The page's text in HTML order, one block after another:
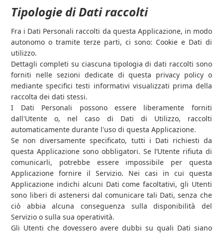
Tipologie di Dati raccolti
Fra i Dati Personali raccolti da questa Applicazione, in modo
autonomo o tramite terze parti, ci sono: Cookie e Dati di
utilizzo.
Dettagli completi su ciascuna tipologia di dati raccolti sono
forniti nelle sezioni dedicate di questa privacy policy o
mediante specifici testi informativi visualizzati prima della
raccolta dei dati stessi.
I Dati Personali possono essere liberamente forniti
dall'Utente o, nel caso di Dati di Utilizzo, raccolti
automaticamente durante l'uso di questa Applicazione.
Se non diversamente specificato, tutti i Dati richiesti da
questa Applicazione sono obbligatori. Se l’Utente rifiuta di
comunicarli, potrebbe essere impossibile per questa
Applicazione fornire il Servizio. Nei casi in cui questa
Applicazione indichi alcuni Dati come facoltativi, gli Utenti
sono liberi di astenersi dal comunicare tali Dati, senza che
ciò abbia alcuna conseguenza sulla disponibilità del
Servizio o sulla sua operatività.
Gli Utenti che dovessero avere dubbi su quali Dati siano